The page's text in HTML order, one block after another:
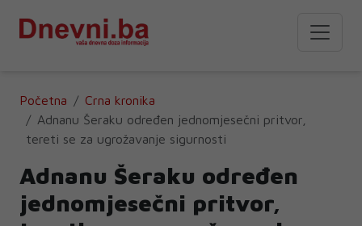
Početna
Crna kronika
Adnanu Šeraku određen jednomjesečni pritvor,
tereti se za ugrožavanje sigurnosti
Adnanu Šeraku određen
jednomjesečni pritvor,